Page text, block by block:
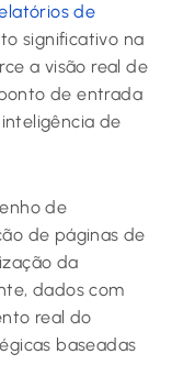
de
significativo na
a visão real de
de entrada
de
de
de páginas de
da
dados com
real do
baseadas